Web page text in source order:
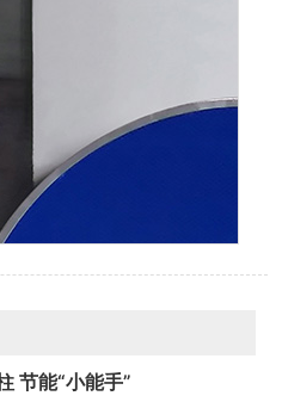
节能“小能手”